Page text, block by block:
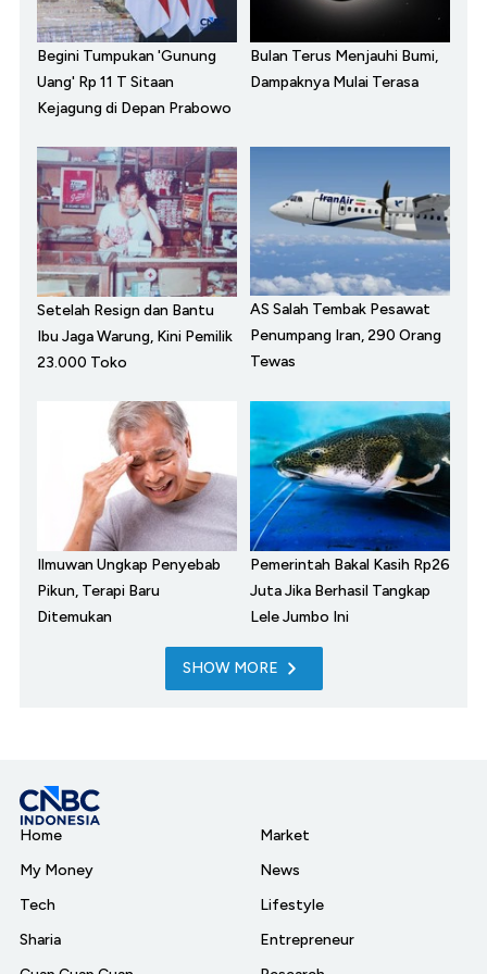
Begini Tumpukan 'Gunung
Uang' Rp 11 T Sitaan
Kejagung di Depan Prabowo
Bulan Terus Menjauhi Bumi,
Dampaknya Mulai Terasa
Setelah Resign dan Bantu
Ibu Jaga Warung, Kini Pemilik
23.000 Toko
AS Salah Tembak Pesawat
Penumpang Iran, 290 Orang
Tewas
Ilmuwan Ungkap Penyebab
Pikun, Terapi Baru
Ditemukan
Pemerintah Bakal Kasih Rp26
Juta Jika Berhasil Tangkap
Lele Jumbo Ini
SHOW MORE
Home
My Money
Tech
Sharia
Market
News
Lifestyle
Entrepreneur